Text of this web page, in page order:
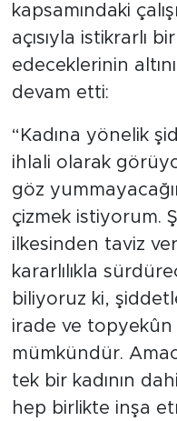
kapsamındaki
açısıyla istikrarlı
edeceklerinin
devam etti:
“Kadına yönelik
ihlali olarak
göz
çizmek istiyorum.
ilkesinden taviz
kararlılıkla
biliyoruz ki,
irade ve
mümkündür.
tek bir kadının
hep birlikte inşa